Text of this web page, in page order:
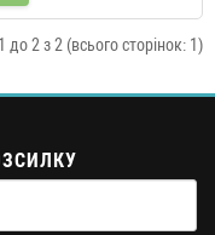
до 2 з 2 (всього сторінок: 1)